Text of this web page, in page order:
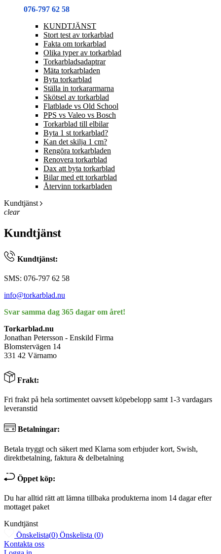
076-797 62 58
KUNDTJÄNST
Stort test av torkarblad
Fakta om torkarblad
Olika typer av torkarblad
Torkarbladsadaptrar
Mäta torkarbladen
Byta torkarblad
Ställa in torkararmarna
Skötsel av torkarblad
Flatblade vs Old School
PPS vs Valeo vs Bosch
Torkarblad till elbilar
Byta 1 st torkarblad?
Kan det skilja 1 cm?
Rengöra torkarbladen
Renovera torkarblad
Dax att byta torkarblad
Bilar med ett torkarblad
Återvinn torkarbladen
Kundtjänst
clear
Kundtjänst
Kundtjänst:
SMS: 076-797 62 58
info@torkarblad.nu
Svar samma dag 365 dagar om året!
Torkarblad.nu
Jonathan Petersson - Enskild Firma
Blomstervägen 14
331 42 Värnamo
Frakt:
Fri frakt på hela sortimentet oavsett köpebelopp samt 1-3 vardagars
leveranstid
Betalningar:
Betala tryggt och säkert med Klarna som erbjuder kort, Swish,
direktbetalning, faktura & delbetalning
Öppet köp:
Du har alltid rätt att lämna tillbaka produkterna inom 14 dagar efter
mottaget paket
Kundtjänst
Önskelista(0) Önskelista (0)
Kontakta oss